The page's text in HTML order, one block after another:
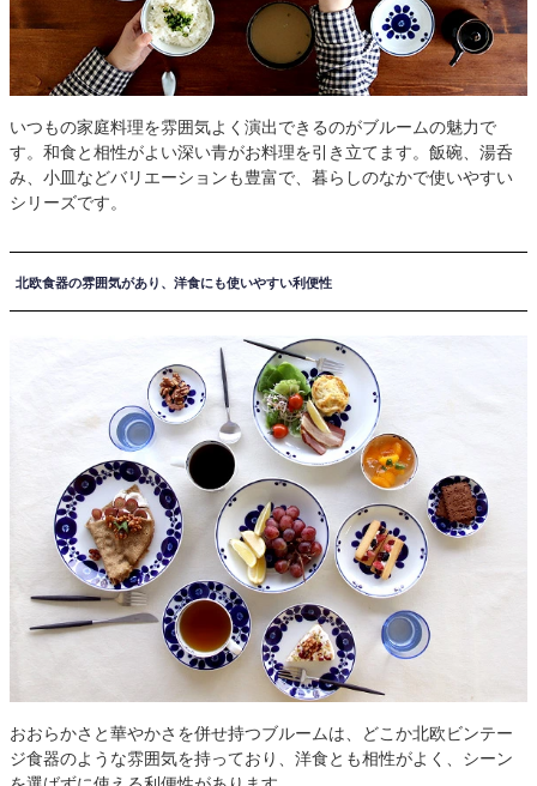
いつもの家庭料理を雰囲気よく演出できるのがブルームの魅力で
す。和食と相性がよい深い青がお料理を引き立てます。飯碗、湯呑
み、小皿などバリエーションも豊富で、暮らしのなかで使いやすい
シリーズです。
北欧食器の雰囲気があり、洋食にも使いやすい利便性
おおらかさと華やかさを併せ持つブルームは、どこか北欧ビンテー
ジ食器のような雰囲気を持っており、洋食とも相性がよく、シーン